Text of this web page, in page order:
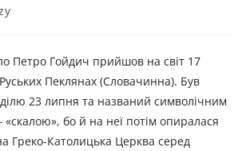
Петро Гойдич прийшов на світ 17
Пеклянах (Словачинна). Був
23 липня та названий символічним
бо й на неї потім опиралася
Греко-Католицька Церква серед